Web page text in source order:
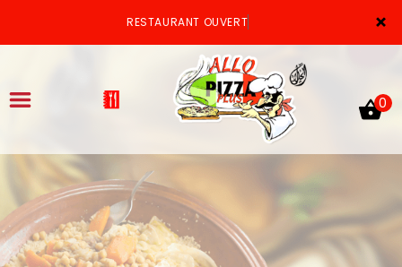
×
RESTAURANT OUVERT
ACCUEIL
LA CARTE
0